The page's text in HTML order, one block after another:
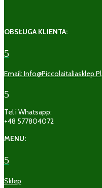
OBSŁUGA KLIENTA:
5
Email: Info@piccolaitaliasklep.pl
5
Tel i Whatsapp:
+48 577804072
MENU:
5
Sklep